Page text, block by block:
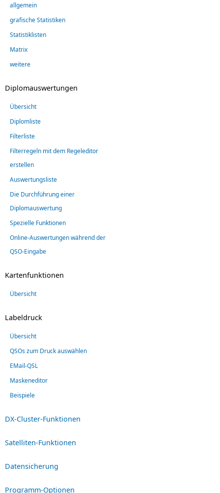
allgemein
grafische Statistiken
Statistiklisten
Matrix
weitere
Diplomauswertungen
Übersicht
Diplomliste
Filterliste
Filterregeln mit dem Regeleditor
erstellen
Auswertungsliste
Die Durchführung einer
Diplomauswertung
Spezielle Funktionen
Online-Auswertungen während der
QSO-Eingabe
Kartenfunktionen
Übersicht
Labeldruck
Übersicht
QSOs zum Druck auswählen
EMail-QSL
Maskeneditor
Beispiele
DX-Cluster-Funktionen
Satelliten-Funktionen
Datensicherung
Programm-Optionen